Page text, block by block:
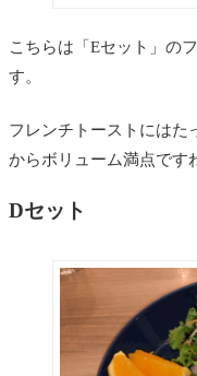
こちらは「Eセット」の
す。
フレンチトーストにはた
からボリューム満点です
Dセット